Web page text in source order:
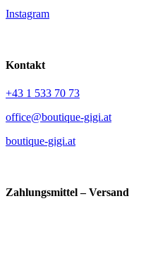
Instagram
Kontakt
+43 1 533 70 73
office@boutique-gigi.at
boutique-gigi.at
Zahlungsmittel – Versand